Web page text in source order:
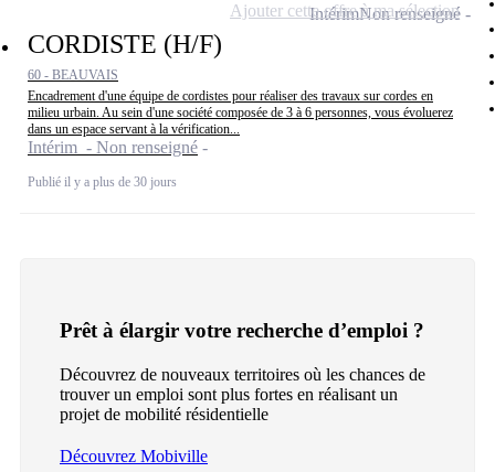
CORDISTE (H/F)
60 - BEAUVAIS
Encadrement d'une équipe de cordistes pour réaliser des travaux sur cordes en
milieu urbain. Au sein d'une société composée de 3 à 6 personnes, vous évoluerez
dans un espace servant à la vérification...
Intérim - Non renseigné
Publié il y a plus de 30 jours
IntérimNon renseigné
Ajouter cette offre à ma sélection
Prêt à élargir votre recherche d’emploi ?
Découvrez de nouveaux territoires où les chances de
trouver un emploi sont plus fortes en réalisant un
projet de mobilité résidentielle
Découvrez Mobiville